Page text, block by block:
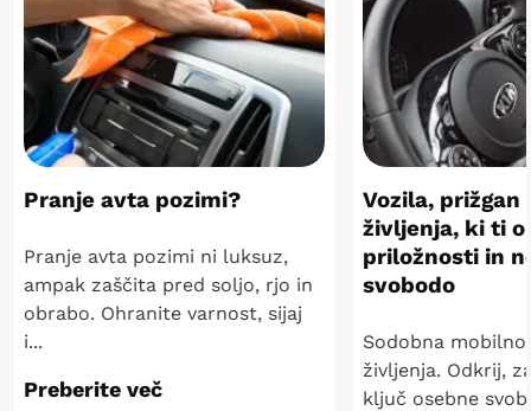
Pranje avta pozimi?
Pranje avta pozimi ni luksuz,
ampak zaščita pred soljo, rjo in
obrabo. Ohranite varnost, sijaj
i...
Preberite več
Vozila, prižgan
življenja, ki ti
priložnosti in
svobodo
Sodobna
življenja. Odkrij,
ključ osebne